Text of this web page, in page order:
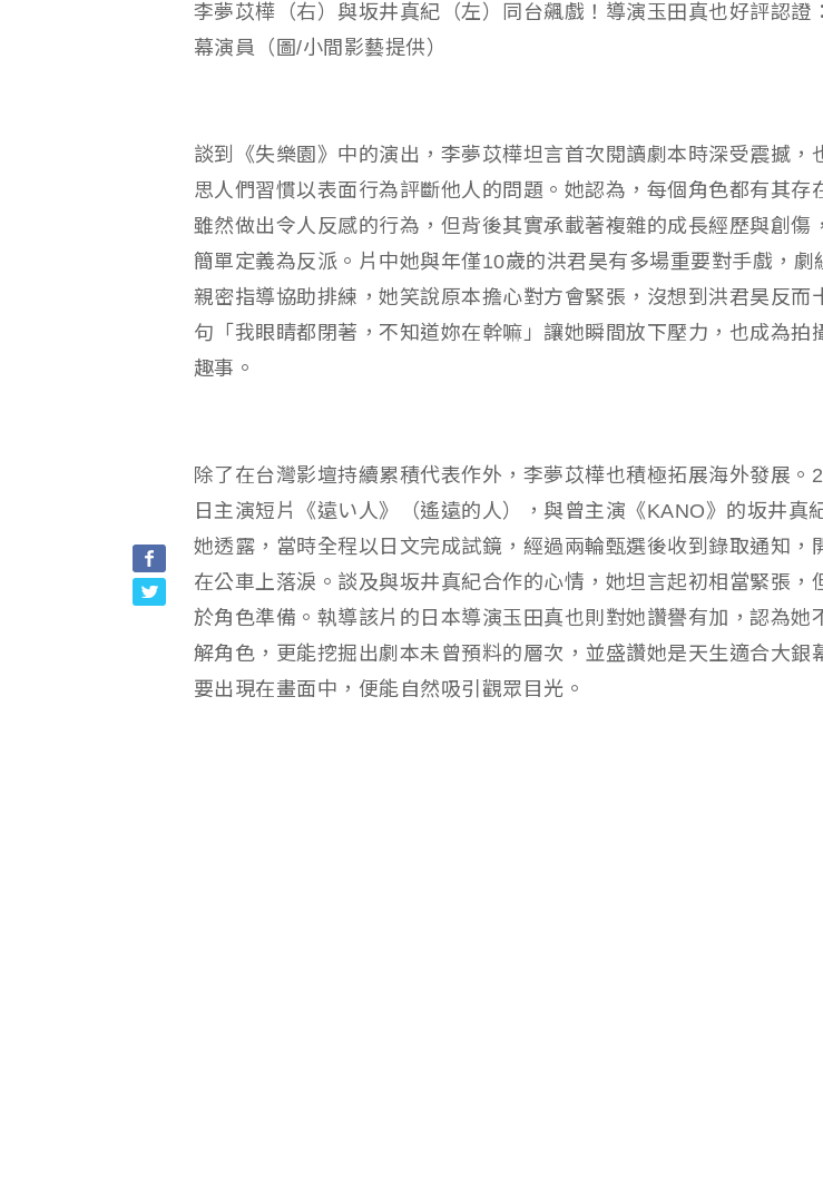
李夢苡樺（右）與坂井真紀（左）同台飆戲！導演玉田真也好評認證
幕演員（圖/小間影藝提供）
談到《失樂園》中的演出，李夢苡樺坦言首次閱讀劇本時深受震撼，
思人們習慣以表面行為評斷他人的問題。她認為，每個角色都有其存
雖然做出令人反感的行為，但背後其實承載著複雜的成長經歷與創傷
簡單定義為反派。片中她與年僅10歲的洪君昊有多場重要對手戲，劇
親密指導協助排練，她笑說原本擔心對方會緊張，沒想到洪君昊反而
句「我眼睛都閉著，不知道妳在幹嘛」讓她瞬間放下壓力，也成為拍
趣事。
除了在台灣影壇持續累積代表作外，李夢苡樺也積極拓展海外發展。
日主演短片《遠い人》（遙遠的人），與曾主演《KANO》的坂井真
她透露，當時全程以日文完成試鏡，經過兩輪甄選後收到錄取通知，
在公車上落淚。談及與坂井真紀合作的心情，她坦言起初相當緊張，
於角色準備。執導該片的日本導演玉田真也則對她讚譽有加，認為她
解角色，更能挖掘出劇本未曾預料的層次，並盛讚她是天生適合大銀
要出現在畫面中，便能自然吸引觀眾目光。